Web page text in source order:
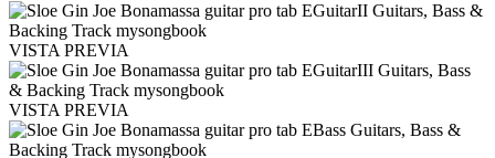
VISTA PREVIA
VISTA PREVIA